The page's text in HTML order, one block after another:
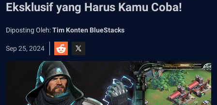
Eksklusif yang Harus Kamu Coba!
Diposting Oleh:Tim Konten BlueStacks
Sep 25, 2024